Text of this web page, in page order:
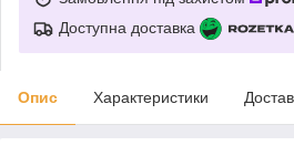
Доступна доставка
Опис Характеристики